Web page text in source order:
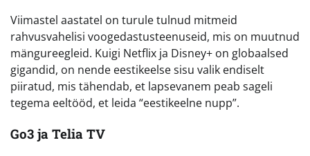
Viimastel aastatel on turule tulnud mitmeid
rahvusvahelisi voogedastusteenuseid, mis on muutnud
mängureegleid. Kuigi Netflix ja Disney+ on globaalsed
gigandid, on nende eestikeelse sisu valik endiselt
piiratud, mis tähendab, et lapsevanem peab sageli
tegema eeltööd, et leida “eestikeelne nupp”.
Go3 ja Telia TV